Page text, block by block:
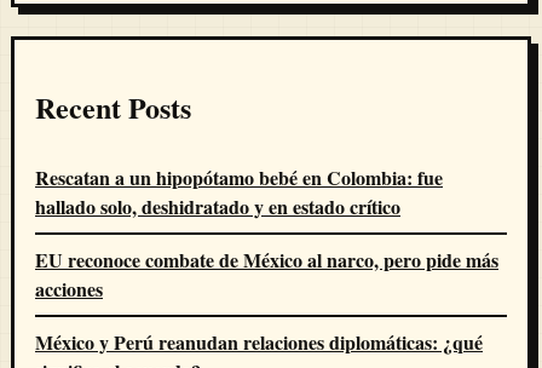
Recent Posts
Rescatan a un hipopótamo bebé en Colombia: fue
hallado solo, deshidratado y en estado crítico
EU reconoce combate de México al narco, pero pide más
acciones
México y Perú reanudan relaciones diplomáticas: ¿qué